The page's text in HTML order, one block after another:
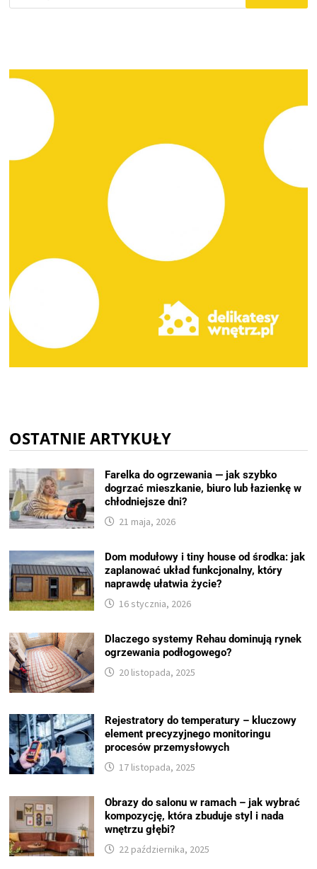
OSTATNIE ARTYKUŁY
Farelka do ogrzewania — jak szybko
dogrzać mieszkanie, biuro lub łazienkę w
chłodniejsze dni?
21 maja, 2026
Dom modułowy i tiny house od środka: jak
zaplanować układ funkcjonalny, który
naprawdę ułatwia życie?
16 stycznia, 2026
Dlaczego systemy Rehau dominują rynek
ogrzewania podłogowego?
20 listopada, 2025
Rejestratory do temperatury – kluczowy
element precyzyjnego monitoringu
procesów przemysłowych
17 listopada, 2025
Obrazy do salonu w ramach – jak wybrać
kompozycję, która zbuduje styl i nada
wnętrzu głębi?
22 października, 2025